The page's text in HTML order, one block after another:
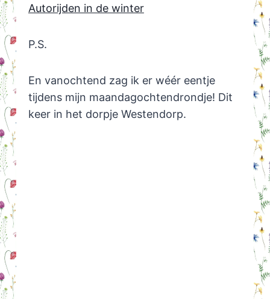
Autorijden in de winter
P.S.
En vanochtend zag ik er wéér eentje
tijdens mijn maandagochtendrondje! Dit
keer in het dorpje Westendorp.